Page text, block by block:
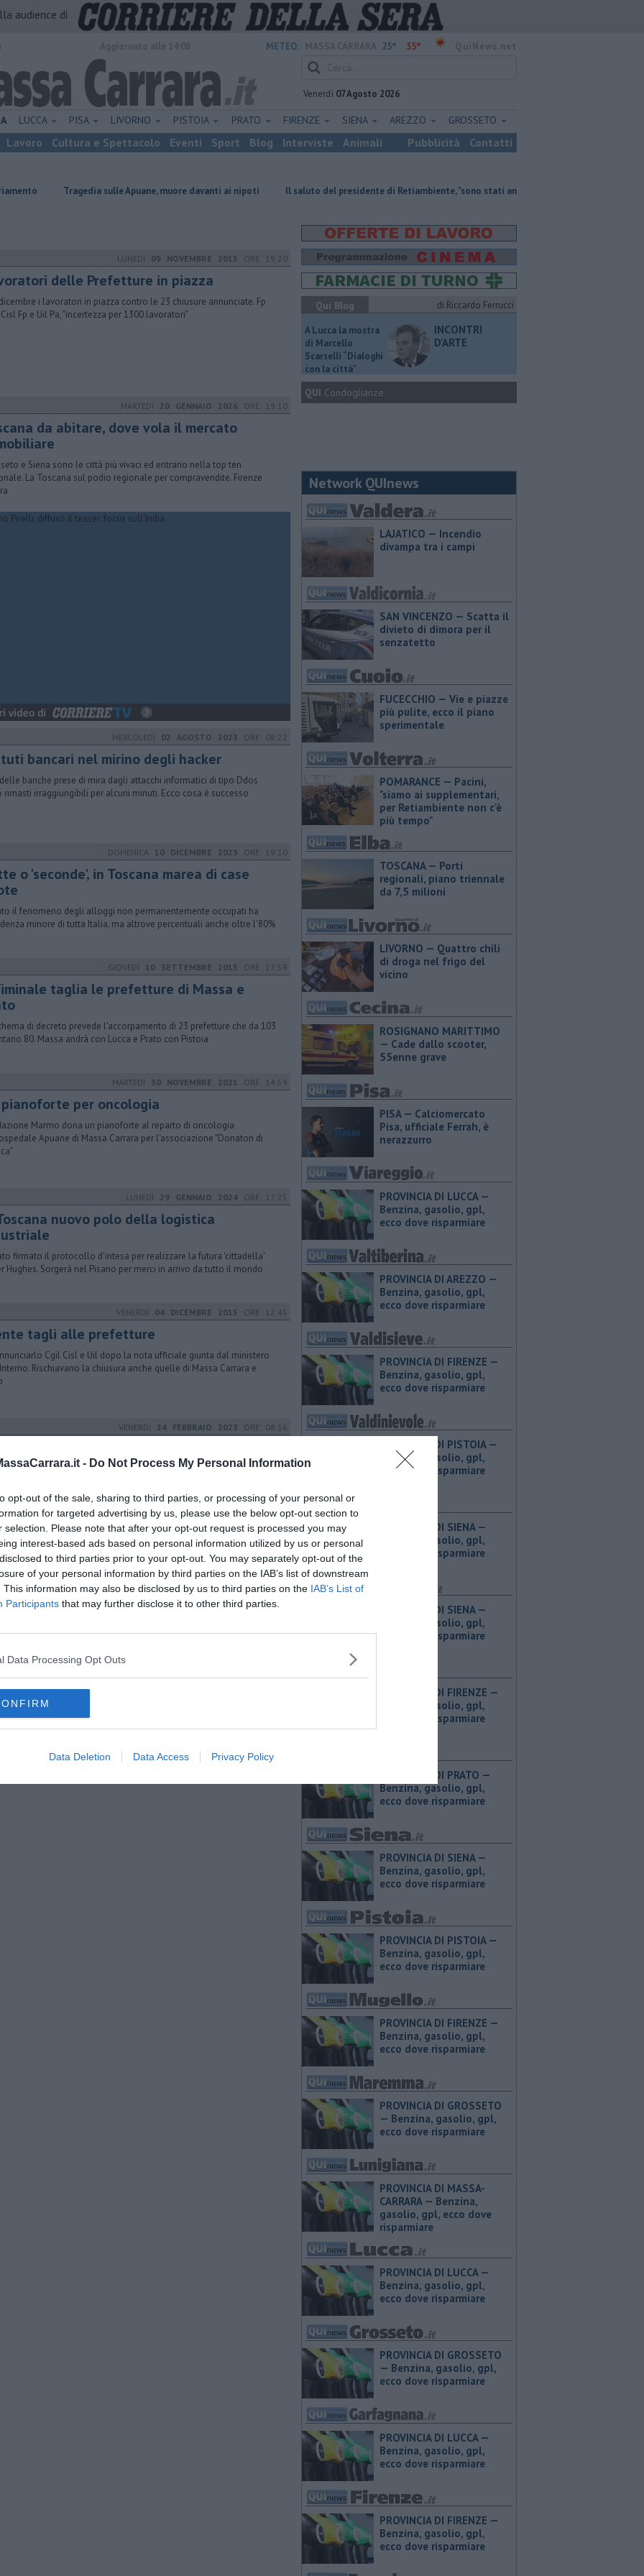
- Do Not Process My Personal Information
opt-out of the sale, sharing to third parties, or processing of your personal or
for targeted advertising by us, please use the below opt-out section to
selection. Please note that after your opt-out request is processed you may
interest-based ads based on personal information utilized by us or personal
to third parties prior to your opt-out. You may separately opt-out of the
of your personal information by third parties on the IAB’s list of downstream
This information may also be disclosed by us to third parties on the IAB’s List of
Participants that may further disclose it to other third parties.
Data Processing Opt Outs
Data Deletion Data Access Privacy Policy
audience di
METEO: 25° 35°
Venerdì 07 Agosto 2026
LUCCA PISA LIVORNO PISTOIA PRATO FIRENZE SIENA AREZZO GROSSETO
Lavoro Cultura e Spettacolo Eventi Sport Blog Interviste Animali Pubblicità Contatti
Tragedia sulle Apuane, muore davanti ai nipoti Il saluto del presidente di Retiambiente, "sono stati anni complessi ma di crescita"
LUNEDÌ 09 NOVEMBRE 2015 ORE 19:20
delle Prefetture in piazza
i lavoratori in piazza contro le 23 chiusure annunciate. Fp
Fp e Uil Pa, "incertezza per 1300 lavoratori"
MARTEDÌ 20 GENNAIO 2026 ORE 19:10
da abitare, dove vola il mercato
e Siena sono le città più vivaci ed entrano nella top ten
La Toscana sul podio regionale per compravendite. Firenze
MERCOLEDÌ 02 AGOSTO 2023 ORE 08:22
bancari nel mirino degli hacker
banche prese di mira dagli attacchi informatici di tipo Ddos
rimasti irraggiungibili per alcuni minuti. Ecco cosa è successo
DOMENICA 10 DICEMBRE 2023 ORE 19:10
o 'seconde', in Toscana marea di case
il fenomeno degli alloggi non permanentemente occupati ha
minore di tutta Italia, ma altrove percentuali anche oltre l'80%
GIOVEDÌ 10 SETTEMBRE 2015 ORE 17:58
taglia le prefetture di Massa e
di decreto prevede l'accorpamento di 23 prefetture che da 103
80. Massa andrà con Lucca e Prato con Pistoia
MARTEDÌ 30 NOVEMBRE 2021 ORE 14:59
pianoforte per oncologia
Marmo dona un pianoforte al reparto di oncologia
Apuane di Massa Carrara per l'associazione "Donatori di
LUNEDÌ 29 GENNAIO 2024 ORE 17:25
nuovo polo della logistica
firmato il protocollo d'intesa per realizzare la futura 'cittadella'
Hughes. Sorgerà nel Pisano per merci in arrivo da tutto il mondo
VENERDÌ 04 DICEMBRE 2015 ORE 12:45
tagli alle prefetture
Cgil Cisl e Uil dopo la nota ufficiale giunta dal ministero
Rischiavano la chiusura anche quelle di Massa Carrara e
VENERDÌ 24 FEBBRAIO 2023 ORE 08:16
di sindaci e consigli comunali. I capoluoghi coinvolti in Toscana
VENERDÌ27 OTTOBRE 2023ORE 19:30
precipita nei boschi, muore la pilota
è caduto in una zona impervia ed è stato avvolto dalle fiamme.
posto vigili del fuoco, soccorsi sanitari e forze dell'ordine
Qui Blog di Riccardo Ferrucci
A Lucca la mostra
di Marcello
Scarselli “Dialoghi
con la città"
INCONTRI
D'ARTE
QUI Condoglianze
Network QUInews
LAJATICO — Incendio
divampa tra i campi
SAN VINCENZO — Scatta il
divieto di dimora per il
senzatetto
FUCECCHIO — Vie e piazze
più pulite, ecco il piano
sperimentale
POMARANCE — Pacini,
"siamo ai supplementari,
per Retiambiente non c'è
più tempo"
TOSCANA — Porti
regionali, piano triennale
da 7,5 milioni
LIVORNO — Quattro chili
di droga nel frigo del
vicino
ROSIGNANO MARITTIMO
— Cade dallo scooter,
55enne grave
PISA — Calciomercato
Pisa, ufficiale Ferrah, è
nerazzurro
PROVINCIA DI LUCCA — ​
Benzina, gasolio, gpl,
ecco dove risparmiare
PROVINCIA DI AREZZO — ​
Benzina, gasolio, gpl,
ecco dove risparmiare
PROVINCIA DI FIRENZE — ​
Benzina, gasolio, gpl,
ecco dove risparmiare
PROVINCIA DI PISTOIA — ​
Benzina, gasolio, gpl,
ecco dove risparmiare
PROVINCIA DI SIENA — ​
Benzina, gasolio, gpl,
ecco dove risparmiare
PROVINCIA DI SIENA — ​
Benzina, gasolio, gpl,
ecco dove risparmiare
PROVINCIA DI FIRENZE — ​
Benzina, gasolio, gpl,
ecco dove risparmiare
PROVINCIA DI PRATO — ​
Benzina, gasolio, gpl,
ecco dove risparmiare
PROVINCIA DI SIENA — ​
Benzina, gasolio, gpl,
ecco dove risparmiare
PROVINCIA DI PISTOIA — ​
Benzina, gasolio, gpl,
ecco dove risparmiare
PROVINCIA DI FIRENZE — ​
Benzina, gasolio, gpl,
ecco dove risparmiare
PROVINCIA DI GROSSETO
— ​Benzina, gasolio, gpl,
ecco dove risparmiare
PROVINCIA DI MASSA-
CARRARA — ​Benzina,
gasolio, gpl, ecco dove
risparmiare
PROVINCIA DI LUCCA — ​
Benzina, gasolio, gpl,
ecco dove risparmiare
PROVINCIA DI GROSSETO
— ​Benzina, gasolio, gpl,
ecco dove risparmiare
PROVINCIA DI LUCCA — ​
Benzina, gasolio, gpl,
ecco dove risparmiare
PROVINCIA DI FIRENZE — ​
Benzina, gasolio, gpl,
ecco dove risparmiare